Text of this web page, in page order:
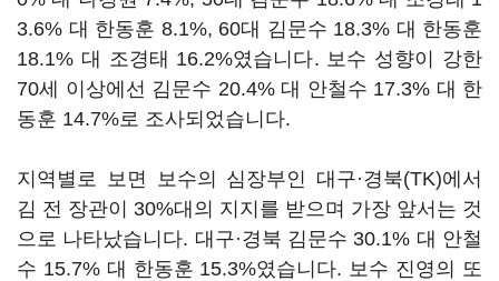
3.6% 대 한동훈 8.1%, 60대 김문수 18.3% 대 한동훈
18.1% 대 조경태 16.2%였습니다. 보수 성향이 강한
70세 이상에선 김문수 20.4% 대 안철수 17.3% 대 한
동훈 14.7%로 조사되었습니다.
지역별로 보면 보수의 심장부인 대구·경북(TK)에서
김 전 장관이 30%대의 지지를 받으며 가장 앞서는 것
으로 나타났습니다. 대구·경북 김문수 30.1% 대 안철
수 15.7% 대 한동훈 15.3%였습니다. 보수 진영의 또